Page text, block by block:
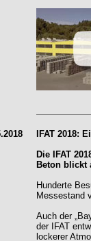
IFAT 2018:
Die IFAT
Beton blickt
Hunderte
Messestand
Auch der
der IFAT
lockerer